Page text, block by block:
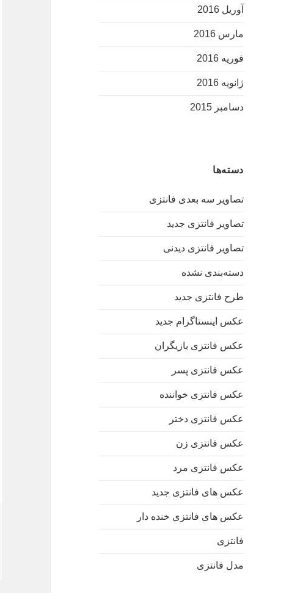
آوریل 2016
مارس 2016
فوریه 2016
ژانویه 2016
دسامبر 2015
دسته‌ها
تصاویر سه بعدی فانتزی
تصاویر فانتزی جدید
تصاویر فانتزی دیدنی
دسته‌بندی نشده
طرح فانتزی جدید
عکس اینستاگرام جدید
عکس فانتزی بازیگران
عکس فانتزی پسر
عکس فانتزی خواننده
عکس فانتزی دختر
عکس فانتزی زن
عکس فانتزی مرد
عکس های فانتزی جدید
عکس های فانتزی خنده دار
فانتزی
مدل فانتزی